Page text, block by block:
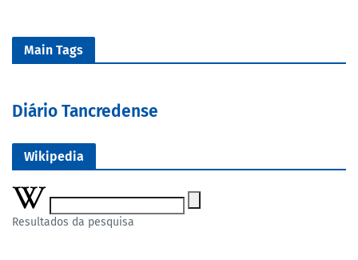
Main Tags
Diário Tancredense
Wikipedia
Resultados da pesquisa